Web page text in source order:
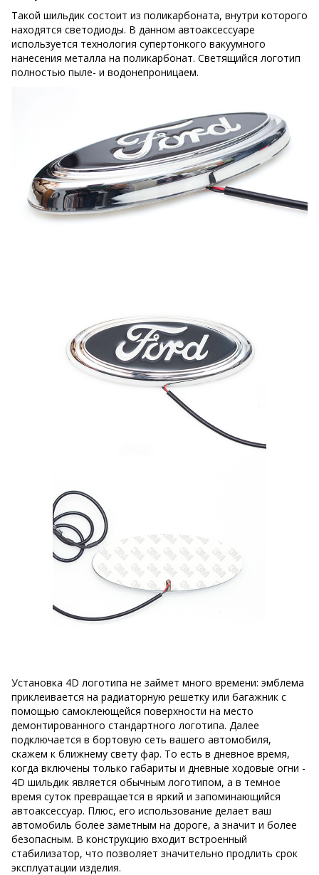
Такой шильдик состоит из поликарбоната, внутри которого
находятся светодиоды. В данном автоаксессуаре
используется технология супертонкого вакуумного
нанесения металла на поликарбонат. Светящийся логотип
полностью пыле- и водонепроницаем.
Установка 4D логотипа не займет много времени: эмблема
приклеивается на радиаторную решетку или багажник с
помощью самоклеющейся поверхности на место
демонтированного стандартного логотипа. Далее
подключается в бортовую сеть вашего автомобиля,
скажем к ближнему свету фар. То есть в дневное время,
когда включены только габариты и дневные ходовые огни -
4D шильдик является обычным логотипом, а в темное
время суток превращается в яркий и запоминающийся
автоаксессуар. Плюс, его использование делает ваш
автомобиль более заметным на дороге, а значит и более
безопасным. В конструкцию входит встроенный
стабилизатор, что позволяет значительно продлить срок
эксплуатации изделия.